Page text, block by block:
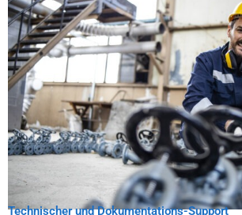
Technischer und Dokumentations-Support